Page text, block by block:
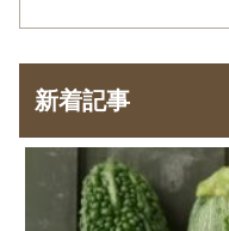
新着記事